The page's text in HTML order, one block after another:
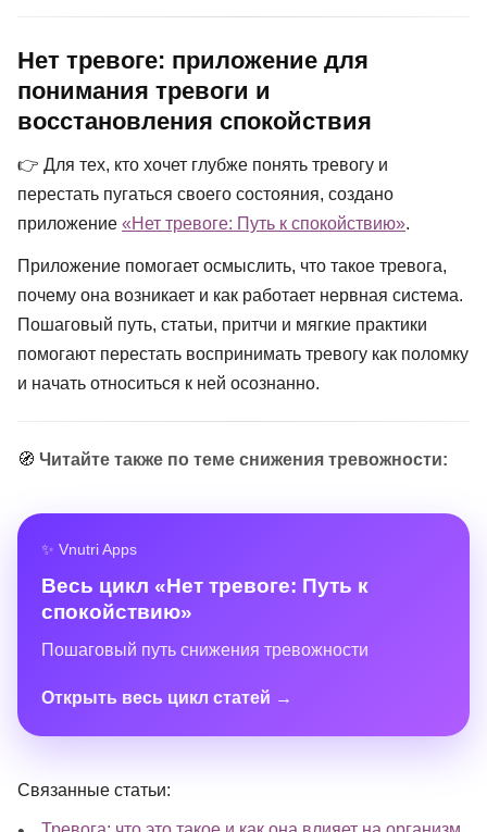
Нет тревоге: приложение для
понимания тревоги и
восстановления спокойствия
👉 Для тех, кто хочет глубже понять тревогу и
перестать пугаться своего состояния, создано
приложение «Нет тревоге: Путь к спокойствию».
Приложение помогает осмыслить, что такое тревога,
почему она возникает и как работает нервная система.
Пошаговый путь, статьи, притчи и мягкие практики
помогают перестать воспринимать тревогу как поломку
и начать относиться к ней осознанно.
🧭 Читайте также по теме снижения тревожности:
✨ Vnutri Apps
Весь цикл «Нет тревоге: Путь к
спокойствию»
Пошаговый путь снижения тревожности
Открыть весь цикл статей →
Связанные статьи: